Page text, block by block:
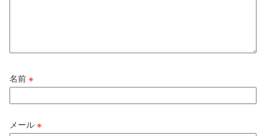
名前※
メール※